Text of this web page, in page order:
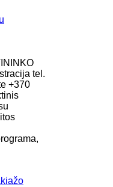
tel.
+370